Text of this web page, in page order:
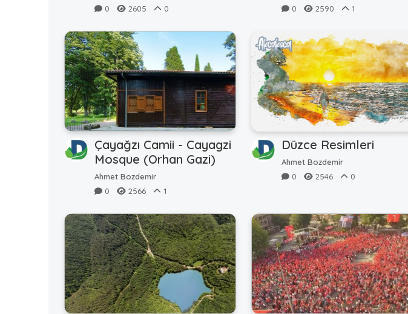
0
2605 0
0
2590 1
Çayağzı Camii - Cayagzi
Mosque (Orhan Gazi)
Ahmet Bozdemir
0
2566 1
Düzce Resimleri
Ahmet Bozdemir
0
2546 0